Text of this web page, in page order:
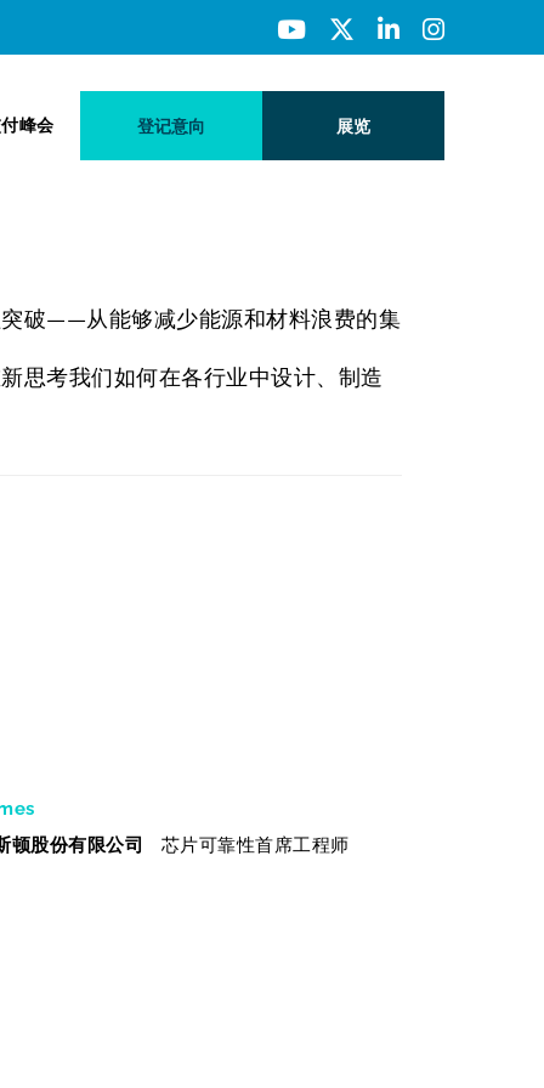
峰会 登记意向 展览
破——从能够减少能源和材料浪费的集
思考我们如何在各行业中设计、制造
顿股份有限公司
芯片可靠性首席工程师